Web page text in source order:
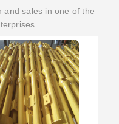
and sales in one of the